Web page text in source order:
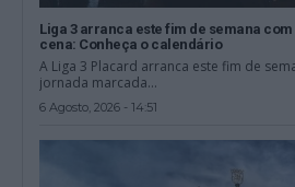
Liga 3 arranca este fim de semana
cena: Conheça o calendário
A Liga 3 Placard arranca este fim de
jornada marcada...
6 Agosto, 2026 - 14:51